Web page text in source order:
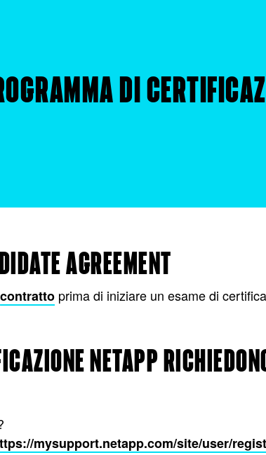
DI
AGREEMENT
contrattoprima di iniziare un esame di
NETAPP
mysupport.netapp.com/site/user/